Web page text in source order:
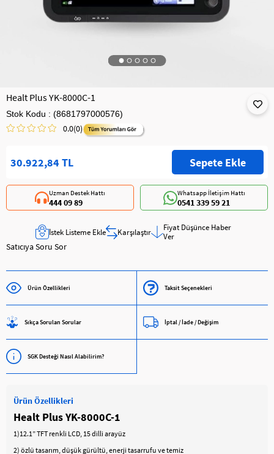
Healt Plus YK-8000C-1
Stok Kodu (8681797000576)
0.0(0)
30.922,84 TL
Whatsapp İletişim Hattı
0541 339 59 21
Uzman Destek Hattı
444 09 89
İstek Listeme Ekle Karşılaştır
Fiyat Düşünce Haber
Ver
Satıcıya Soru Sor
Ürün Özellikleri Taksit Seçenekleri
Sıkça Sorulan Sorular İptal / İade / Değişim
SGK Desteği Nasıl Alabilirim?
Ürün Özellikleri
Healt Plus YK-8000C-1
1)12.1” TFT renkli LCD, 15 dilli arayüz
2) özlü tasarım, düşük gürültü, enerji tasarrufu ve temiz